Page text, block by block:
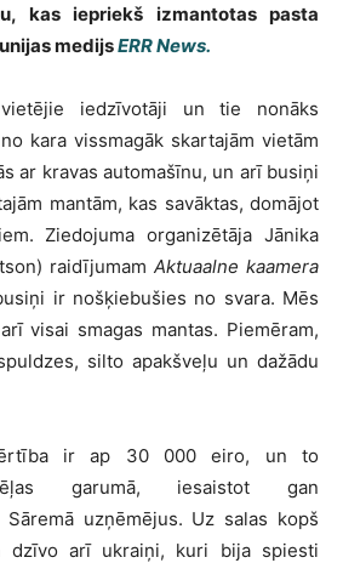
kas iepriekš izmantotas pasta
medijsERR News.
iedzīvotāji un tie nonāks
kara vissmagāk skartajām vietām
ar kravas automašīnu, un arī busiņi
mantām, kas savāktas, domājot
Ziedojuma organizētāja Jānika
raidījumam Aktuaalne kaamera
ir nošķiebušies no svara. Mēs
visai smagas mantas. Piemēram,
silto apakšveļu un dažādu
ir ap 30 000 eiro, un to
garumā, iesaistot gan
uzņēmējus. Uz salas kopš
dzīvo arī ukraiņi, kuri bija spiesti